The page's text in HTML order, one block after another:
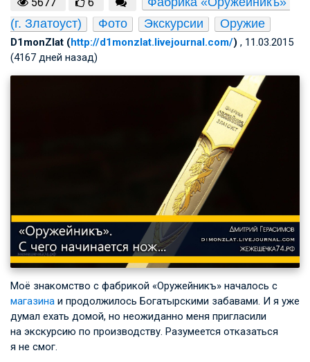
(г. Златоуст)
Фото Экскурсии Оружие
D1monZlat (http://d1monzlat.livejournal.com/) , 11.03.2015
(4167 дней назад)
Моё знакомство с фабрикой «Оружейникъ» началось с
магазина и продолжилось Богатырскими забавами. И я уже
думал ехать домой, но неожиданно меня пригласили
на экскурсию по производству. Разумеется отказаться
я не смог.